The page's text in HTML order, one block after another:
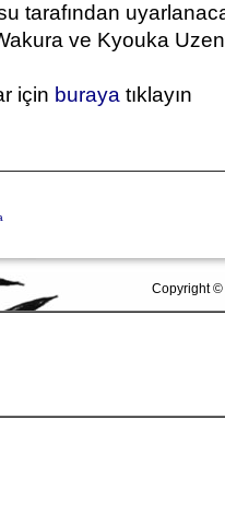
tarafından
ve Kyouka
için buraya tıklayın
Copyright ©